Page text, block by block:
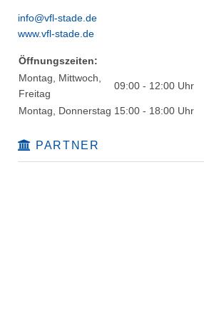
info@vfl-stade.de
www.vfl-stade.de
Öffnungszeiten:
Montag, Mittwoch,
Freitag
09:00 - 12:00 Uhr
Montag, Donnerstag 15:00 - 18:00 Uhr
PARTNER